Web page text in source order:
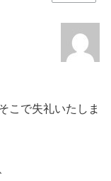
こで失礼いたしま